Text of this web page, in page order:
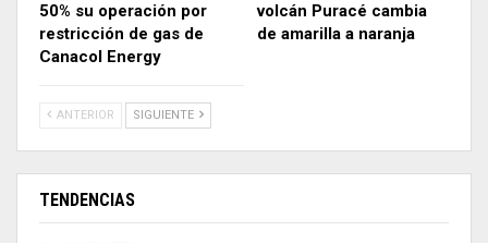
50% su operación por
restricción de gas de
Canacol Energy
volcán Puracé cambia
de amarilla a naranja
ANTERIOR SIGUIENTE
TENDENCIAS